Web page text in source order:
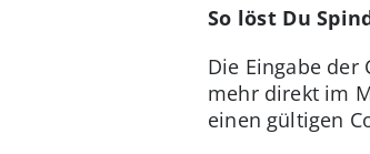
So löst Du
Die Eingabe der
mehr direkt im
einen gültigen